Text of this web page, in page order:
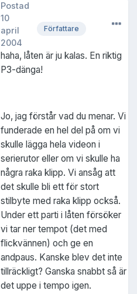
Författare
Postad
10
april
2004
haha, låten är ju kalas. En riktig
P3-dänga!
Jo, jag förstår vad du menar. Vi
funderade en hel del på om vi
skulle lägga hela videon i
serierutor eller om vi skulle ha
några raka klipp. Vi ansåg att
det skulle bli ett för stort
stilbyte med raka klipp också.
Under ett parti i låten försöker
vi tar ner tempot (det med
flickvännen) och ge en
andpaus. Kanske blev det inte
tillräckligt? Ganska snabbt så är
det uppe i tempo igen.